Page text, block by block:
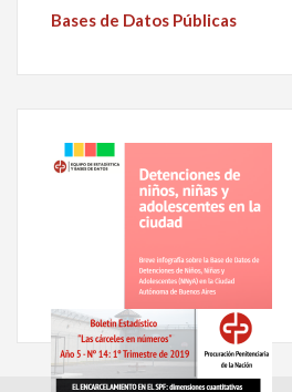
Bases de Datos Públicas